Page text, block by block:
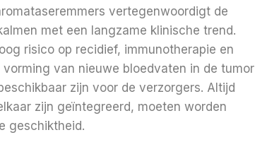
vertegenwoordigt de
met een langzame klinische trend.
risico op recidief, immunotherapie en
van nieuwe bloedvaten in de tumor
zijn voor de verzorgers. Altijd
zijn geïntegreerd, moeten worden
geschiktheid.